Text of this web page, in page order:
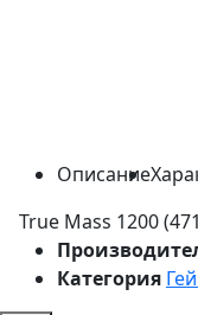
Описание
True Mass 1200
Категория